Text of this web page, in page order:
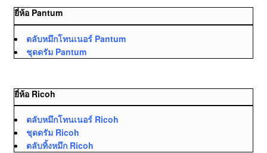
ยี่ห้อ Pantum
ตลับหมึกโทนเนอร์ Pantum
ชุดดรัม Pantum
ยี่ห้อ Ricoh
ตลับหมึกโทนเนอร์ Ricoh
ชุดดรัม Ricoh
ตลับทิ้งหมึก Ricoh